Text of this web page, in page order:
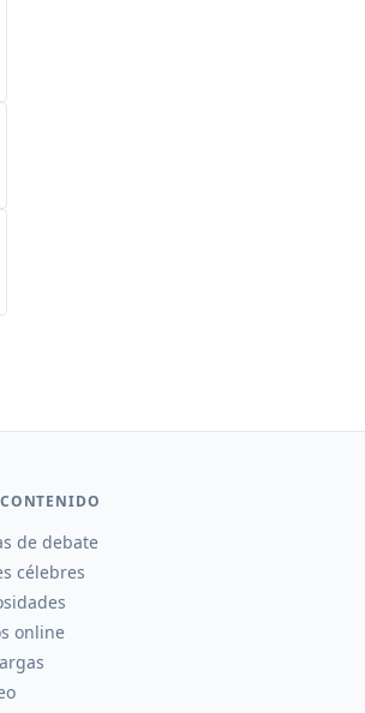
de debate
célebres
online